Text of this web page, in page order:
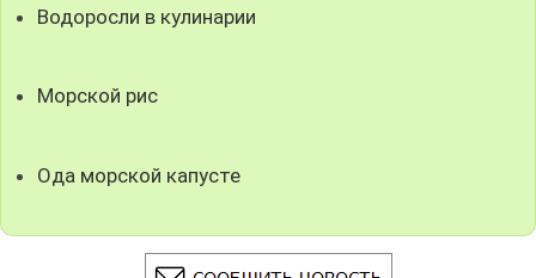
Водоросли в кулинарии
Морской рис
Ода морской капусте